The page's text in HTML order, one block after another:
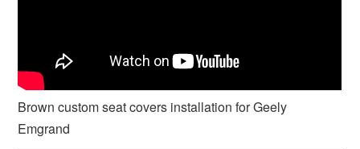
Brown custom seat covers installation for Geely
Emgrand